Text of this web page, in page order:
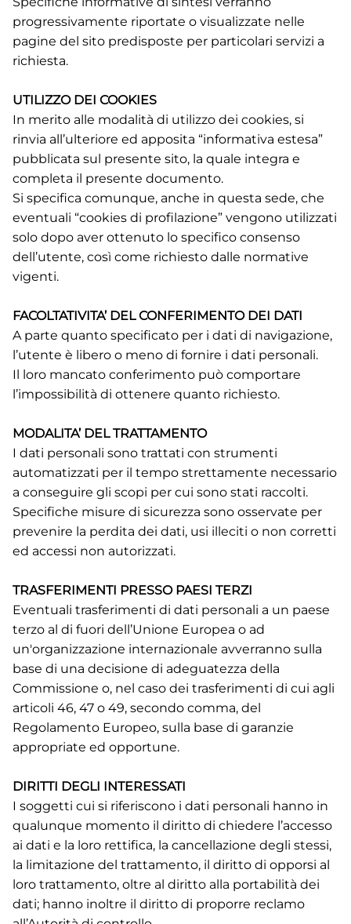
progressivamente riportate o visualizzate nelle
pagine del sito predisposte per particolari servizi a
richiesta.
UTILIZZO DEI COOKIES
In merito alle modalità di utilizzo dei cookies, si
rinvia all’ulteriore ed apposita “informativa estesa”
pubblicata sul presente sito, la quale integra e
completa il presente documento.
Si specifica comunque, anche in questa sede, che
eventuali “cookies di profilazione” vengono utilizzati
solo dopo aver ottenuto lo specifico consenso
dell’utente, così come richiesto dalle normative
vigenti.
FACOLTATIVITA’ DEL CONFERIMENTO DEI DATI
A parte quanto specificato per i dati di navigazione,
l’utente è libero o meno di fornire i dati personali.
Il loro mancato conferimento può comportare
l’impossibilità di ottenere quanto richiesto.
MODALITA’ DEL TRATTAMENTO
I dati personali sono trattati con strumenti
automatizzati per il tempo strettamente necessario
a conseguire gli scopi per cui sono stati raccolti.
Specifiche misure di sicurezza sono osservate per
prevenire la perdita dei dati, usi illeciti o non corretti
ed accessi non autorizzati.
TRASFERIMENTI PRESSO PAESI TERZI
Eventuali trasferimenti di dati personali a un paese
terzo al di fuori dell’Unione Europea o ad
un'organizzazione internazionale avverranno sulla
base di una decisione di adeguatezza della
Commissione o, nel caso dei trasferimenti di cui agli
articoli 46, 47 o 49, secondo comma, del
Regolamento Europeo, sulla base di garanzie
appropriate ed opportune.
DIRITTI DEGLI INTERESSATI
I soggetti cui si riferiscono i dati personali hanno in
qualunque momento il diritto di chiedere l’accesso
ai dati e la loro rettifica, la cancellazione degli stessi,
la limitazione del trattamento, il diritto di opporsi al
loro trattamento, oltre al diritto alla portabilità dei
dati; hanno inoltre il diritto di proporre reclamo